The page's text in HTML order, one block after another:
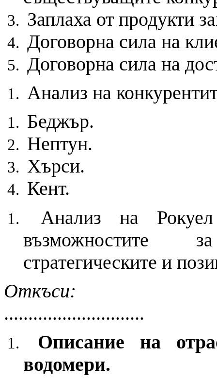
Заплаха от продукти
Договорна сила на
Договорна сила на
Анализ на
Беджър.
Нептун.
Хърси.
Кент.
Анализ на
възможностите
стратегическите и
Откъси:
.............................
Описание на
водомери.